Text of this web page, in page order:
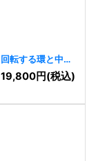
回転する環と中心
のロゴ[11468]
19,800円(税込)